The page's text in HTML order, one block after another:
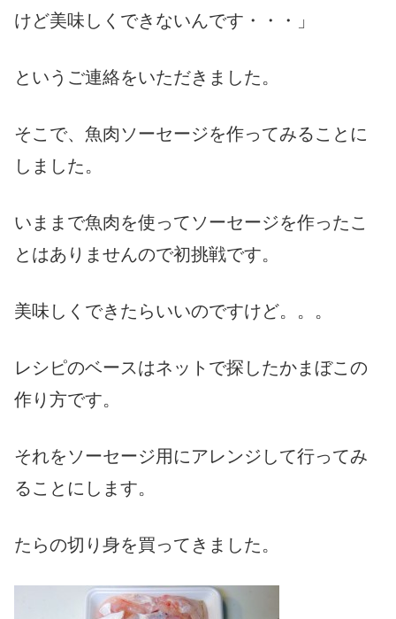
けど美味しくできないんです・・・」
というご連絡をいただきました。
そこで、魚肉ソーセージを作ってみることに
しました。
いままで魚肉を使ってソーセージを作ったこ
とはありませんので初挑戦です。
美味しくできたらいいのですけど。。。
レシピのベースはネットで探したかまぼこの
作り方です。
それをソーセージ用にアレンジして行ってみ
ることにします。
たらの切り身を買ってきました。